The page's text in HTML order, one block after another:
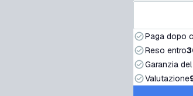
Paga dopo
Reso entro
Garanzia
Valutazione